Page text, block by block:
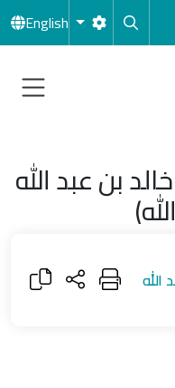
English
بن عبد الله
الله